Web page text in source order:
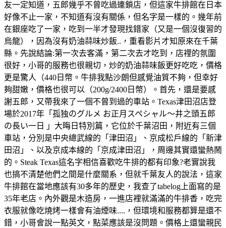
友一定知道，五郎幾乎不曾吃過連鎖店，但這家牛排館在日本
好像不止一家，不知道有沒有關係，但名字是一樣的。幾年前
在銀座吃了一家，吃到一半才發現找錯家（又是一個沒復習的
烏龍），因為沒有奶油蒜味炒飯..，重看影片才知原來在千葉
縣。先說結論:第一次去客滿，第二次去才吃到，店𥚃的氛圍
很好，小哥的服務也很親切，炒的奶油蒜味飯更好吃吃，價格
更是驚人（440日幣。牛排我點沙朗但感覺油質不夠，但幸好
夠甜嫩，價格也很可以（200g/2400日幣）。首先，還是要感
謝五郎，又帶我來了一個不曾到過的車站。Texas津田沼店登
場於2017年「孤独のグルメ お正月スペシャル～井之頭五郎
の長い一日 」大晦日特別篇，它位於千葉沼田，附近有三個
車站，分別是中央總武線的「津田沼」、京成松戶線的「新津
田沼」、以及京成本線的「京成津田沼」，周邊其實還蠻熱鬧
的。Steak Texas這名字相信喜歡吃牛排的都有印象?老實說我
也搞不清楚他們之間是什麼關系，但就千葉友人的說法，這家
牛排館在當地應該有30多年的歷史，我查了tabelog上面寫的是
35年老店。內外觀是木造房，一進店裡就滿滿的牛排香，吃完
衣服就像吃燒烤一樣會有油煙味....，但環境和服務都算是還不
錯，小哥會說一點英文，點菜應該是沒問題。價格上還蠻親民